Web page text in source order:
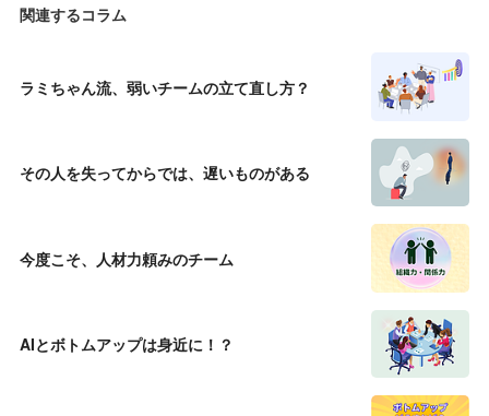
関連するコラム
ラミちゃん流、弱いチームの立て直し方？
その人を失ってからでは、遅いものがある
今度こそ、人材力頼みのチーム
AIとボトムアップは身近に！？